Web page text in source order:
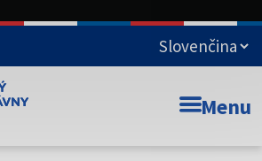
stránka Prešovského
Menu